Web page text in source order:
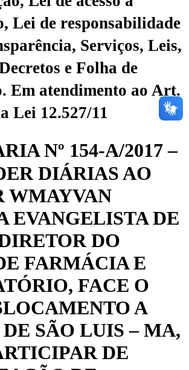
Lei de responsabilidade
Serviços, Leis,
e Folha de
Em atendimento ao Art.
Lei 12.527/11
Nº 154-A/2017 –
DIÁRIAS AO
WMAYVAN
EVANGELISTA DE
DO
FARMÁCIA E
FACE O
A
SÃO LUIS – MA,
DE